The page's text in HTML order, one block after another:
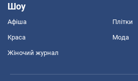
Шоу
Афіша Плітки
Краса Мода
Жіночий журнал